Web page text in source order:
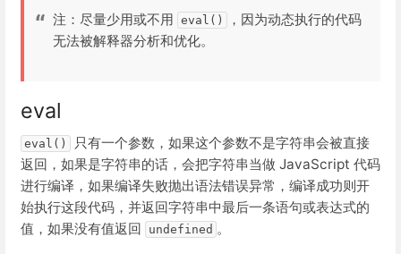
注：尽量少用或不用 eval()
，因为动态执行的代码
无法被解释器分析和优化。
eval
eval()
只有一个参数，如果这个参数不是字符串会被直接
返回，如果是字符串的话，会把字符串当做 JavaScript 代码
进行编译，如果编译失败抛出语法错误异常，编译成功则开
始执行这段代码，并返回字符串中最后一条语句或表达式的
值，如果没有值返回
undefined 。